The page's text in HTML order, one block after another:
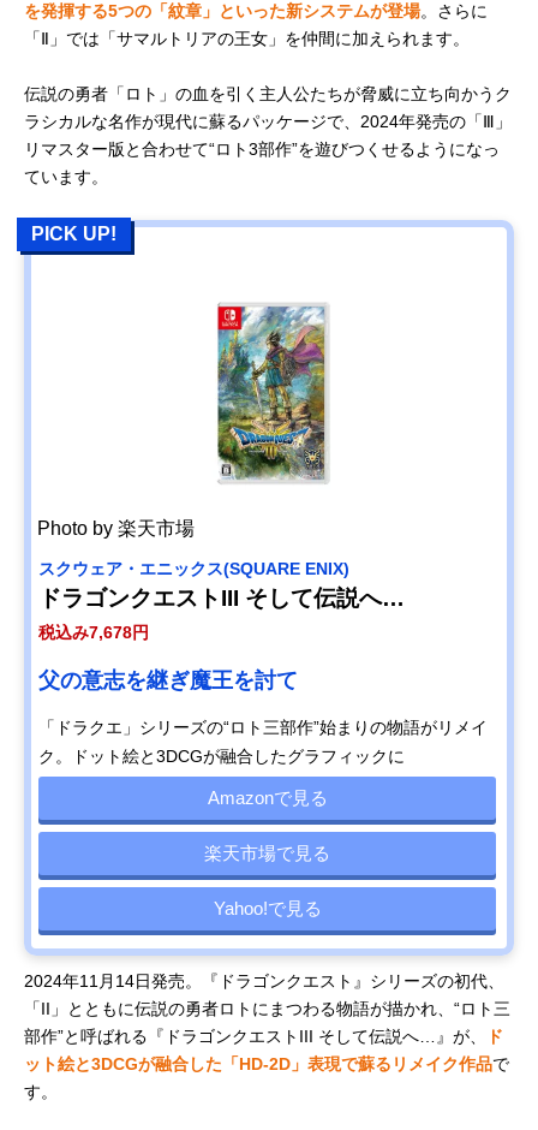
を発揮する5つの「紋章」といった新システムが登場。さらに
「Ⅱ」では「サマルトリアの王女」を仲間に加えられます。
伝説の勇者「ロト」の血を引く主人公たちが脅威に立ち向かうク
ラシカルな名作が現代に蘇るパッケージで、2024年発売の「Ⅲ」
リマスター版と合わせて“ロト3部作”を遊びつくせるようになっ
ています。
PICK UP!
Photo by 楽天市場
スクウェア・エニックス(SQUARE ENIX)
ドラゴンクエストIII そして伝説へ…
税込み7,678円
父の意志を継ぎ魔王を討て
「ドラクエ」シリーズの“ロト三部作”始まりの物語がリメイ
ク。ドット絵と3DCGが融合したグラフィックに
Amazonで見る
楽天市場で見る
Yahoo!で見る
2024年11月14日発売。『ドラゴンクエスト』シリーズの初代、
「II」とともに伝説の勇者ロトにまつわる物語が描かれ、“ロト三
部作”と呼ばれる『ドラゴンクエストIII そして伝説へ…』が、
ド
ット絵と3DCGが融合した「HD-2D」表現で蘇るリメイク作品で
す。